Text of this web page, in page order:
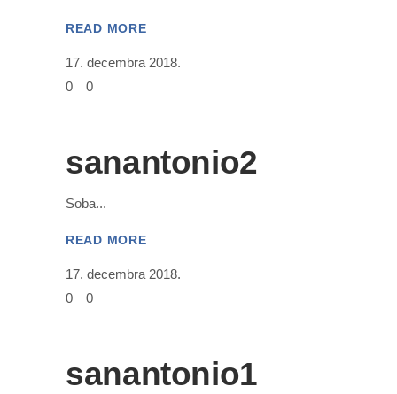
READ MORE
17. decembra 2018.
0
0
sanantonio2
Soba
READ MORE
17. decembra 2018.
0
0
sanantonio1